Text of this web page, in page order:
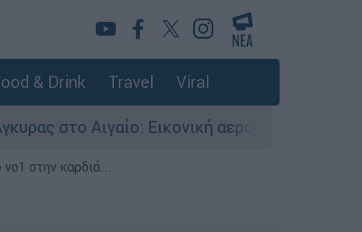
& Drink Travel Viral
Εικονική αερομαχία ανάμεσα σε ελληνικά
στην καρδιά...